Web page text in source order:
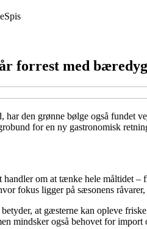
Spis
forrest med
den grønne bølge også
for en ny gastronomisk
om at tænke hele måltidet
fokus ligger på sæsonens
at gæsterne kan opleve
mindsker også behovet for import